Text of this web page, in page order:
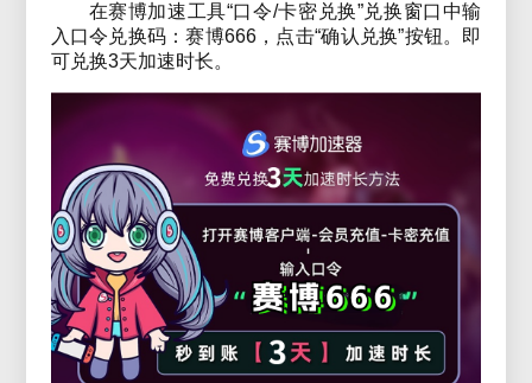
在赛博加速工具“口令/卡密兑换”兑换窗口中输
入口令兑换码：赛博666，点击“确认兑换”按钮。即
可兑换3天加速时长。